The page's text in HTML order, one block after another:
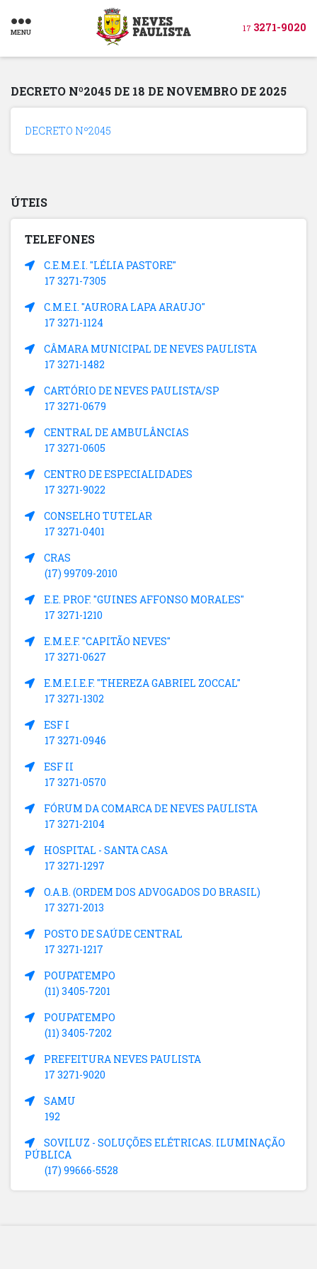
MENU 17 3271-9020
DECRETO Nº2045 DE 18 DE NOVEMBRO DE 2025
DECRETO Nº2045
ÚTEIS
TELEFONES
C.E.M.E.I. "LÉLIA PASTORE"
17 3271-7305
C.M.E.I. "AURORA LAPA ARAUJO"
17 3271-1124
CÂMARA MUNICIPAL DE NEVES PAULISTA
17 3271-1482
CARTÓRIO DE NEVES PAULISTA/SP
17 3271-0679
CENTRAL DE AMBULÂNCIAS
17 3271-0605
CENTRO DE ESPECIALIDADES
17 3271-9022
CONSELHO TUTELAR
17 3271-0401
CRAS
(17) 99709-2010
E.E. PROF. "GUINES AFFONSO MORALES"
17 3271-1210
E.M.E.F. "CAPITÃO NEVES"
17 3271-0627
E.M.E.I.E.F. "THEREZA GABRIEL ZOCCAL"
17 3271-1302
ESF I
17 3271-0946
ESF II
17 3271-0570
FÓRUM DA COMARCA DE NEVES PAULISTA
17 3271-2104
HOSPITAL - SANTA CASA
17 3271-1297
O.A.B. (ORDEM DOS ADVOGADOS DO BRASIL)
17 3271-2013
POSTO DE SAÚDE CENTRAL
17 3271-1217
POUPATEMPO
(11) 3405-7201
POUPATEMPO
(11) 3405-7202
PREFEITURA NEVES PAULISTA
17 3271-9020
SAMU
192
SOVILUZ - SOLUÇÕES ELÉTRICAS. ILUMINAÇÃO
PÚBLICA
(17) 99666-5528